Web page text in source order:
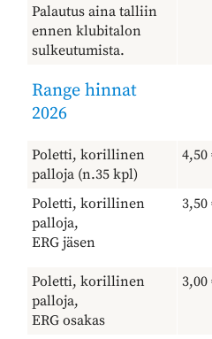
Palautus aina talliin
ennen klubitalon
sulkeutumista.
Range hinnat
2026
Poletti, korillinen
palloja (n.35 kpl)
4,50
Poletti, korillinen
palloja,
ERG jäsen
3,50
Poletti, korillinen
palloja,
ERG osakas
3,00